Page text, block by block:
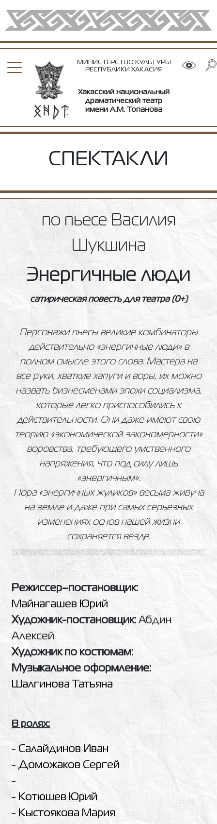
МИНИСТЕРСТВО КУЛЬТУРЫ
РЕСПУБЛИКИ ХАКАСИЯ
Хакасский национальный
драматический театр
имени А.М. Топанова
СПЕКТАКЛИ
по пьесе Василия
Шукшина
Энергичные люди
cатирическая повесть для театра(0+)
Персонажи пьесы великие комбинаторы
действительно «энергичные люди» в
полном смысле этого слова. Мастера на
все руки, хваткие хапуги и воры, их можно
назвать бизнесменами эпохи социализма,
которые легко приспособились к
действительности. Они даже имеют свою
теорию «экономической закономерности»
воровства, требующего умственного
напряжения, что под силу лишь
«энергичным».
Пора «энергичных жуликов» весьма живуча
на земле и даже при самых серьезных
изменениях основ нашей жизни
сохраняется везде.
Режиссер–постановщик:
Майнагашев Юрий
Художник-постановщик: Абдин
Алексей
Художник по костюмам:
Музыкальное оформление:
Шалгинова Татьяна
В ролях:
- Салайдинов Иван
- Доможаков Сергей
-
- Котюшев Юрий
- Кыстоякова Мария